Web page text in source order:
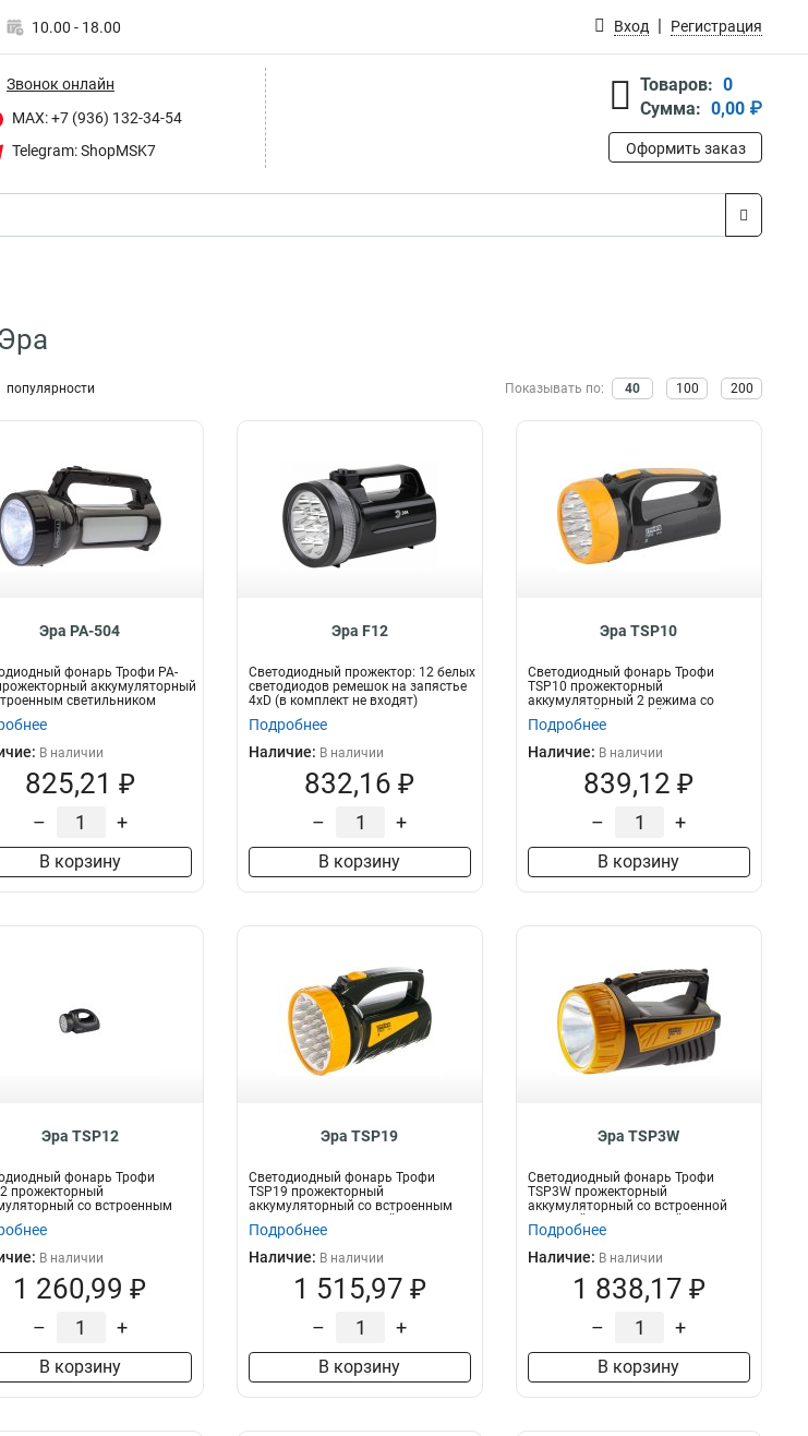
10.00 - 18.00 Вход Регистрация
Звонок онлайн
MAX: +7 (936) 132-34-54
Telegram: ShopMSK7
Товаров: 0
Сумма: 0,00 ₽
Оформить заказ
популярности Показывать по: 40 100 200
Эра PA-504
фонарь Трофи PA-
аккумуляторный
светильником
P...
В наличии
825,21 ₽
– +
В корзину
Эра F12
Светодиодный прожектор: 12 белых
светодиодов ремешок на запястье
4xD (в комплект не входят)
Подробнее
Наличие: В наличии
832,16 ₽
– +
В корзину
Эра TSP10
Светодиодный фонарь Трофи
TSP10 прожекторный
аккумуляторный 2 режима со
встроенной зарядкой Тро...
Подробнее
Наличие: В наличии
839,12 ₽
– +
В корзину
Эра TSP12
фонарь Трофи
прожекторный
со встроенным
Светодио...
В наличии
1 260,99 ₽
– +
В корзину
Эра TSP19
Светодиодный фонарь Трофи
TSP19 прожекторный
аккумуляторный со встроенным
светильником Мощный ф...
Подробнее
Наличие: В наличии
1 515,97 ₽
– +
В корзину
Эра TSP3W
Светодиодный фонарь Трофи
TSP3W прожекторный
аккумуляторный со встроенной
зарядкой Светодиодный...
Подробнее
Наличие: В наличии
1 838,17 ₽
– +
В корзину